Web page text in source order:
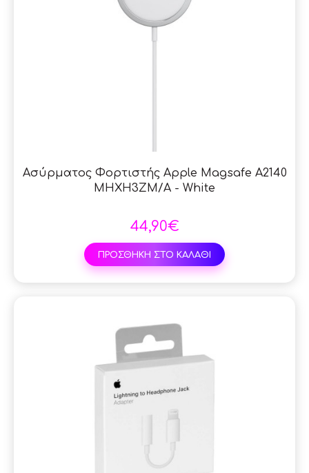
Ασύρματος Φορτιστής Apple Magsafe A2140
MHXH3ZM/A - White
44,90€
ΠΡΟΣΘΗΚΗ ΣΤΟ ΚΑΛΑΘΙ